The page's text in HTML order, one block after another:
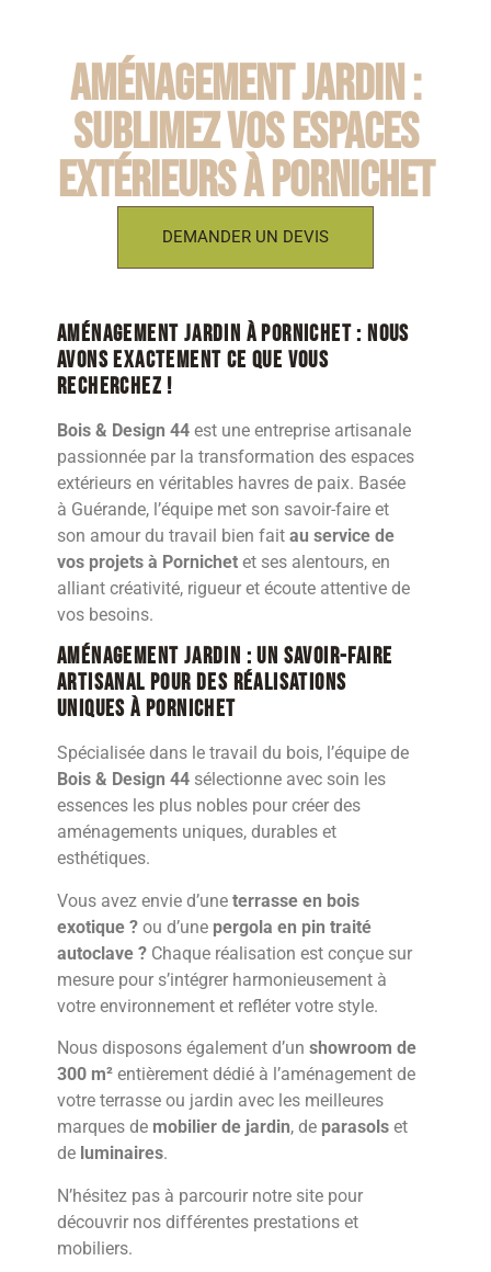
Aménagement jardin :
Sublimez vos espaces
extérieurs à Pornichet
DEMANDER UN DEVIS
Aménagement jardin à Pornichet : nous
avons exactement ce que vous
recherchez !
Bois & Design 44 est une entreprise artisanale
passionnée par la transformation des espaces
extérieurs en véritables havres de paix. Basée
à Guérande, l’équipe met son savoir-faire et
son amour du travail bien fait au service de
vos projets à Pornichet et ses alentours, en
alliant créativité, rigueur et écoute attentive de
vos besoins.
Aménagement jardin : Un savoir-faire
artisanal pour des réalisations
uniques à Pornichet
Spécialisée dans le travail du bois, l’équipe de
Bois & Design 44 sélectionne avec soin les
essences les plus nobles pour créer des
aménagements uniques, durables et
esthétiques.
Vous avez envie d’une terrasse en bois
exotique ? ou d’une pergola en pin traité
autoclave ? Chaque réalisation est conçue sur
mesure pour s’intégrer harmonieusement à
votre environnement et refléter votre style.
Nous disposons également d’un showroom de
300 m² entièrement dédié à l’aménagement de
votre terrasse ou jardin avec les meilleures
marques de mobilier de jardin, de parasols et
de luminaires.
N’hésitez pas à parcourir notre site pour
découvrir nos différentes prestations et
mobiliers.